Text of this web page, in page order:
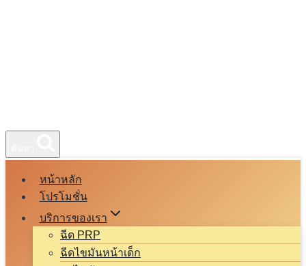
หน้าหลัก
โปรโมชั่น
บริการของเรา
ฉีด PRP
ฉีดไขมันหน้าเด็ก